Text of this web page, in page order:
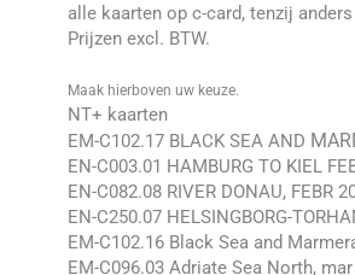
alle kaarten op c-card, tenzij
Prijzen excl. BTW.
Maak hierboven uw keuze.
NT+ kaarten
EM-C102.17 BLACK SEA AND
EN-C003.01 HAMBURG TO KIEL
EN-C082.08 RIVER DONAU, FEBR
EN-C250.07 HELSINGBORG-
EM-C102.16 Black Sea and
EM-C096.03 Adriate Sea North,